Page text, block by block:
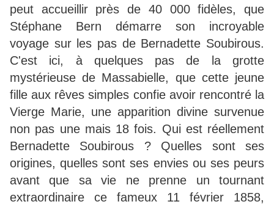
peut accueillir près de 40 000 fidèles, que
Stéphane Bern démarre son incroyable
voyage sur les pas de Bernadette Soubirous.
C'est ici, à quelques pas de la grotte
mystérieuse de Massabielle, que cette jeune
fille aux rêves simples confie avoir rencontré la
Vierge Marie, une apparition divine survenue
non pas une mais 18 fois. Qui est réellement
Bernadette Soubirous ? Quelles sont ses
origines, quelles sont ses envies ou ses peurs
avant que sa vie ne prenne un tournant
extraordinaire ce fameux 11 février 1858,